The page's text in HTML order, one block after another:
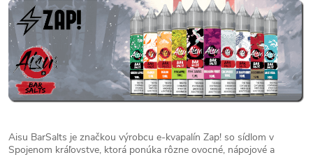
Aisu BarSalts je značkou výrobcu e-kvapalín Zap! so sídlom v
Spojenom kráľovstve, ktorá ponúka rôzne ovocné, nápojové a